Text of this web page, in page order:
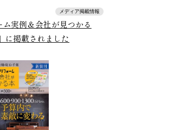
メディア掲載情報
実例＆会社が見つかる
掲載されました